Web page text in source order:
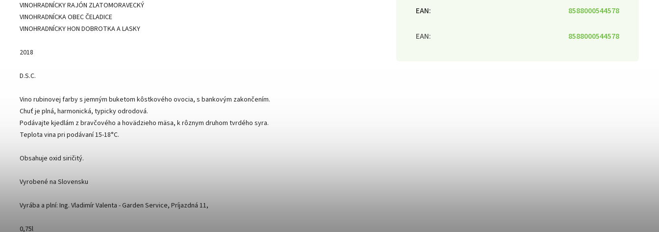
VINOHRADNÍCKY RAJÓN ZLATOMORAVECKÝ
VINOHRADNÍCKA OBEC ČELADICE
VINOHRADNÍCKY HON DOBROTKA A LASKY
2018
D.S.C.
Vino rubinovej farby s jemným buketom kôstkového ovocia, s bankovým zakončením.
Chuť je plná, harmonická, typicky odrodová.
Podávajte kjedlám z bravčového a hovädzieho mäsa, k rôznym druhom tvrdého syra.
Teplota vina pri podávaní 15-18°C.
Obsahuje oxid siričitý.
Vyrobené na Slovensku
Vyrába a plní: Ing. Vladimír Valenta - Garden Service, Príjazdná 11,
0,75l
EAN: 8588000544578
EAN: 8588000544578